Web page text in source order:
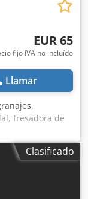
EUR 65
fijo IVA no incluído
Llamar
fresadora de
de rodillos,
de ejes
° EV 4 CO -
An Nskr
Clasificado